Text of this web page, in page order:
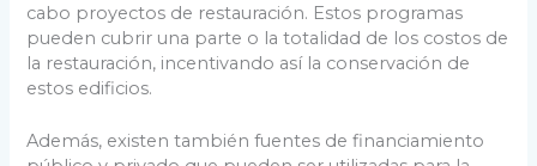
cabo proyectos de restauración. Estos programas
pueden cubrir una parte o la totalidad de los costos de
la restauración, incentivando así la conservación de
estos edificios.
Además, existen también fuentes de financiamiento